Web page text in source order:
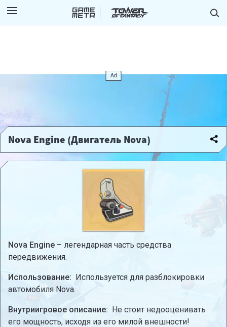
Nova Engine (Двигатель Nova)
Nova Engine – легендарная часть средства
передвижения.
Использование: Используется для разблокировки
автомобиля Nova.
Внутриигровое описание: Не стоит недооценивать
его мощность, исходя из его милой внешности!